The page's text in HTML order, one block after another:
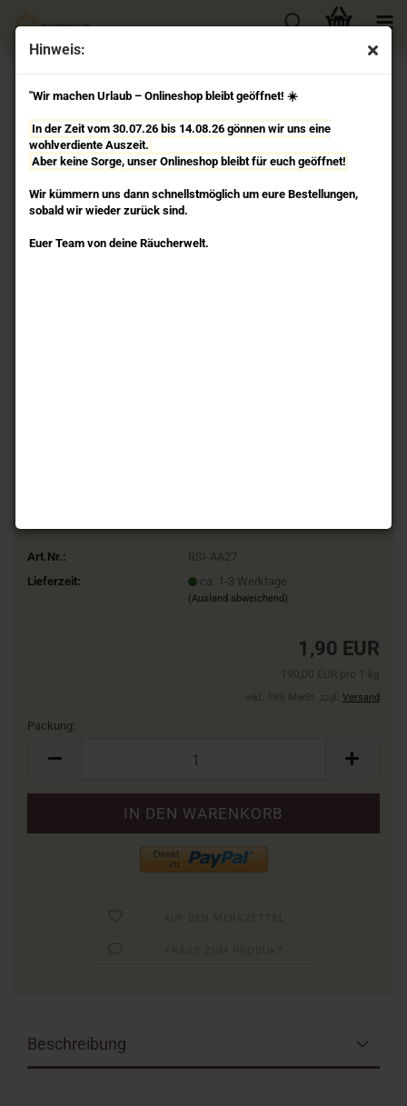
Hinweis:
"Wir machen Urlaub – Onlineshop bleibt geöffnet! ☀️
In der Zeit vom 30.07.26 bis 14.08.26 gönnen wir uns eine
wohlverdiente Auszeit.
Aber keine Sorge, unser Onlineshop bleibt für euch geöffnet!
Wir kümmern uns dann schnellstmöglich um eure Bestellungen,
sobald wir wieder zurück sind.
Euer Team von deine Räucherwelt.
« Erster « zurück weiter »
Letzter »
78Artikel in dieser Kategorie
Gardenie - Agarbathies Räucherstäbchen Auroshikha
Art.Nr.:
RSI-AA27
Lieferzeit:
ca. 1-3 Werktage
(Ausland abweichend)
1,90 EUR
190,00 EUR pro 1 kg
inkl. 19% MwSt. zzgl. Versand
Packung:
Beschreibung